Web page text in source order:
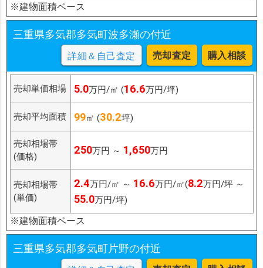
※建物面積ベース
三重県多気郡多気町波多瀬の付近
詳細＆自己査定 売却査定 購入相談
売却単価相場 5.0万円/㎡ (16.6万円/坪)
売却平均面積 99㎡ (30.2坪)
売却相場帯
(価格)
250万円 ～ 1,650万円
売却相場帯
(単価)
2.4万円/㎡ ～ 16.6万円/㎡(8.2万円/坪 ～
55.0万円/坪)
※建物面積ベース
三重県多気郡多気町片野の付近